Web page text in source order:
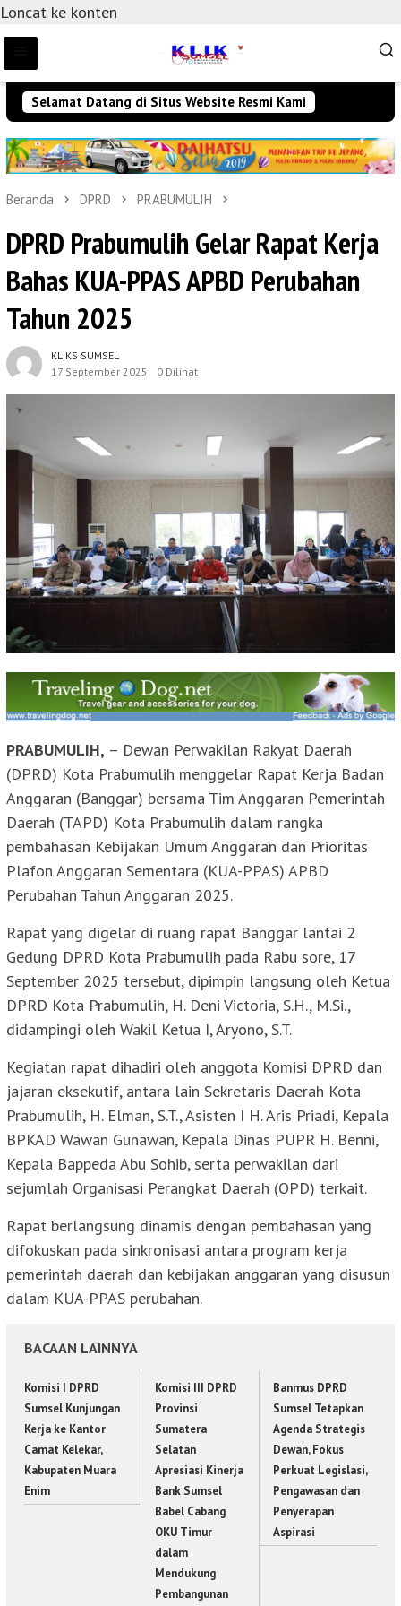
Loncat ke konten
Selamat Datang di Situs Website Resmi Kami
Beranda DPRD PRABUMULIH
DPRD Prabumulih Gelar Rapat Kerja
Bahas KUA-PPAS APBD Perubahan
Tahun 2025
KLIKS SUMSEL
17 September 2025
0 Dilihat
PRABUMULIH, – Dewan Perwakilan Rakyat Daerah
(DPRD) Kota Prabumulih menggelar Rapat Kerja Badan
Anggaran (Banggar) bersama Tim Anggaran Pemerintah
Daerah (TAPD) Kota Prabumulih dalam rangka
pembahasan Kebijakan Umum Anggaran dan Prioritas
Plafon Anggaran Sementara (KUA-PPAS) APBD
Perubahan Tahun Anggaran 2025.
Rapat yang digelar di ruang rapat Banggar lantai 2
Gedung DPRD Kota Prabumulih pada Rabu sore, 17
September 2025 tersebut, dipimpin langsung oleh Ketua
DPRD Kota Prabumulih, H. Deni Victoria, S.H., M.Si.,
didampingi oleh Wakil Ketua I, Aryono, S.T.
Kegiatan rapat dihadiri oleh anggota Komisi DPRD dan
jajaran eksekutif, antara lain Sekretaris Daerah Kota
Prabumulih, H. Elman, S.T., Asisten I H. Aris Priadi, Kepala
BPKAD Wawan Gunawan, Kepala Dinas PUPR H. Benni,
Kepala Bappeda Abu Sohib, serta perwakilan dari
sejumlah Organisasi Perangkat Daerah (OPD) terkait.
Rapat berlangsung dinamis dengan pembahasan yang
difokuskan pada sinkronisasi antara program kerja
pemerintah daerah dan kebijakan anggaran yang disusun
dalam KUA-PPAS perubahan.
BACAAN LAINNYA
Komisi I DPRD
Sumsel Kunjungan
Kerja ke Kantor
Camat Kelekar,
Kabupaten Muara
Enim
Komisi III DPRD
Provinsi
Sumatera
Selatan
Apresiasi Kinerja
Bank Sumsel
Babel Cabang
OKU Timur
dalam
Mendukung
Pembangunan
Banmus DPRD
Sumsel Tetapkan
Agenda Strategis
Dewan, Fokus
Perkuat Legislasi,
Pengawasan dan
Penyerapan
Aspirasi